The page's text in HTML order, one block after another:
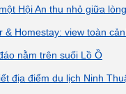
Hội An thu nhỏ giữa
& Homestay: view toàn
nằm trên suối Lồ Ồ
địa điểm du lịch Ninh